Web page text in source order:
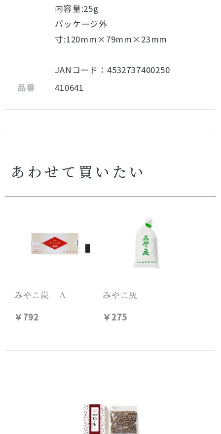
内容量:25g
パッケージ外
寸:120mm×79mm×23mm
JANコード：4532737400250
品番
410641
あわせて買いたい
みやこ炭 Ａ
￥792
みやこ灰
￥275